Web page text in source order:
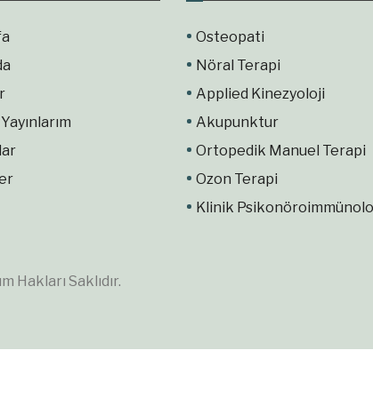
Osteopati
Nöral Terapi
Applied Kinezyoloji
Akupunktur
Ortopedik Manuel Terapi
Ozon Terapi
Klinik
Hakları Saklıdır.